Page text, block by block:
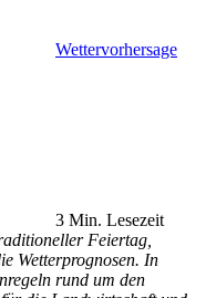
Wettervorhersage
3 Min. Lesezeit
Feiertag,
Wetterprognosen. In
rund um den